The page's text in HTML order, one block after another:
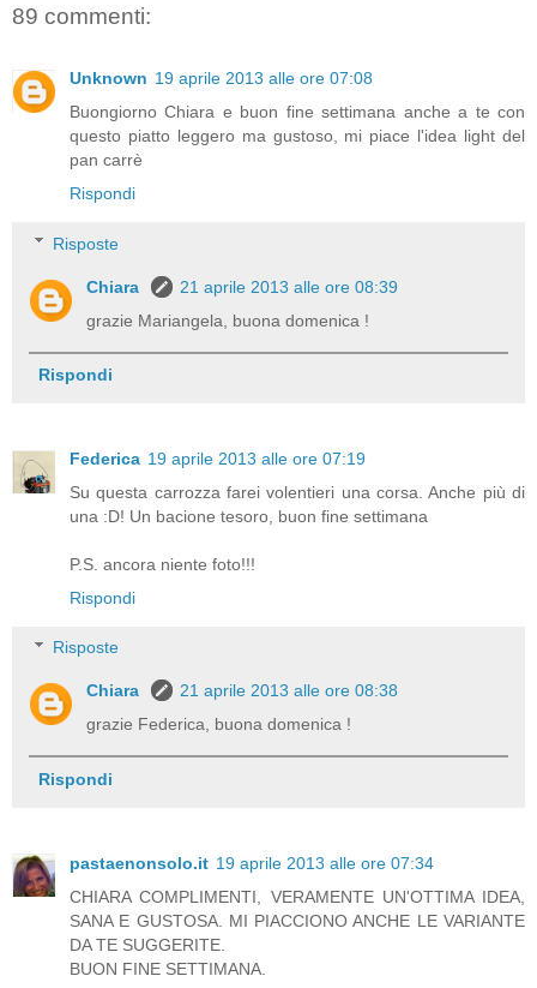
89 commenti:
Unknown 19 aprile 2013 alle ore 07:08
Buongiorno Chiara e buon fine settimana anche a te con
questo piatto leggero ma gustoso, mi piace l'idea light del
pan carrè
Rispondi
Risposte
Chiara
21 aprile 2013 alle ore 08:39
grazie Mariangela, buona domenica !
Rispondi
Federica 19 aprile 2013 alle ore 07:19
Su questa carrozza farei volentieri una corsa. Anche più di
una :D! Un bacione tesoro, buon fine settimana
P.S. ancora niente foto!!!
Rispondi
Risposte
Chiara
21 aprile 2013 alle ore 08:38
grazie Federica, buona domenica !
Rispondi
pastaenonsolo.it 19 aprile 2013 alle ore 07:34
CHIARA COMPLIMENTI, VERAMENTE UN'OTTIMA IDEA,
SANA E GUSTOSA. MI PIACCIONO ANCHE LE VARIANTE
DA TE SUGGERITE.
BUON FINE SETTIMANA.